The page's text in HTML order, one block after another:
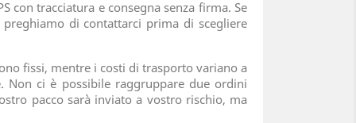
tracciatura e consegna senza firma. Se
di contattarci prima di scegliere
fissi, mentre i costi di trasporto variano a
Non ci è possibile raggruppare due ordini
pacco sarà inviato a vostro rischio, ma